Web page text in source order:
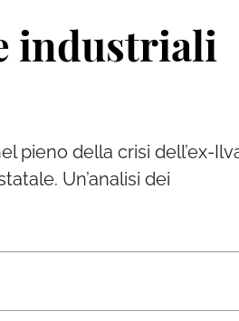
industriali
pieno della crisi dell’ex-
Un’analisi dei